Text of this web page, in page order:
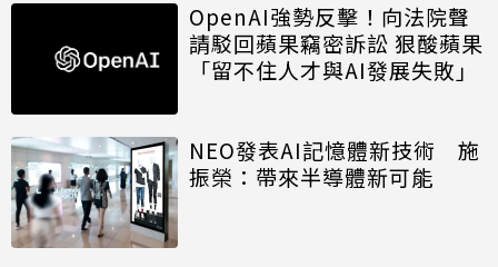
OpenAI強勢反擊！向法院聲
請駁回蘋果竊密訴訟 狠酸蘋果
「留不住人才與AI發展失敗」
NEO發表AI記憶體新技術 施
振榮：帶來半導體新可能